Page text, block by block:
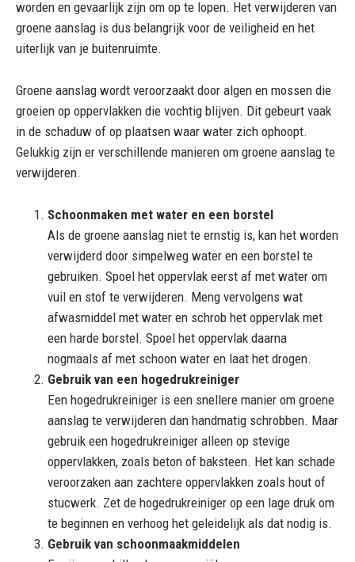
worden en gevaarlijk zijn om op te lopen. Het verwijderen van
groene aanslag is dus belangrijk voor de veiligheid en het
uiterlijk van je buitenruimte.
Groene aanslag wordt veroorzaakt door algen en mossen die
groeien op oppervlakken die vochtig blijven. Dit gebeurt vaak
in de schaduw of op plaatsen waar water zich ophoopt.
Gelukkig zijn er verschillende manieren om groene aanslag te
verwijderen.
Schoonmaken met water en een borstel
Als de groene aanslag niet te ernstig is, kan het worden
verwijderd door simpelweg water en een borstel te
gebruiken. Spoel het oppervlak eerst af met water om
vuil en stof te verwijderen. Meng vervolgens wat
afwasmiddel met water en schrob het oppervlak met
een harde borstel. Spoel het oppervlak daarna
nogmaals af met schoon water en laat het drogen.
Gebruik van een hogedrukreiniger
Een hogedrukreiniger is een snellere manier om groene
aanslag te verwijderen dan handmatig schrobben. Maar
gebruik een hogedrukreiniger alleen op stevige
oppervlakken, zoals beton of baksteen. Het kan schade
veroorzaken aan zachtere oppervlakken zoals hout of
stucwerk. Zet de hogedrukreiniger op een lage druk om
te beginnen en verhoog het geleidelijk als dat nodig is.
Gebruik van schoonmaakmiddelen